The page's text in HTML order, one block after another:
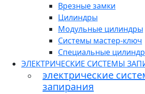
Врезные замки
Цилиндры
Модульные цилиндры
Системы мастер-ключ
Специальные
ЭЛЕКТРИЧЕСКИЕ СИСТЕМЫ
электрические
запирания